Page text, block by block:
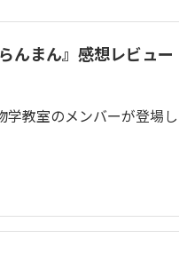
んまん』感想レビュー
学教室のメンバーが登場